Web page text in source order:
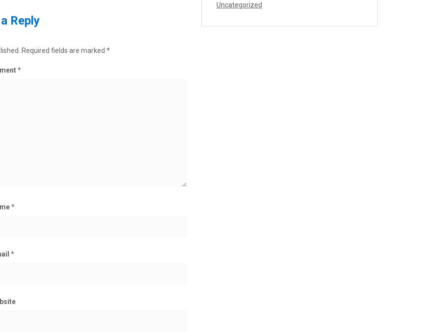
Reply
Required fields are marked *
*
*
*
Uncategorized